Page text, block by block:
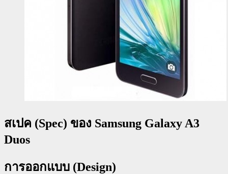
สเปค (Spec) ของ Samsung Galaxy A3
Duos
การออกแบบ (Design)